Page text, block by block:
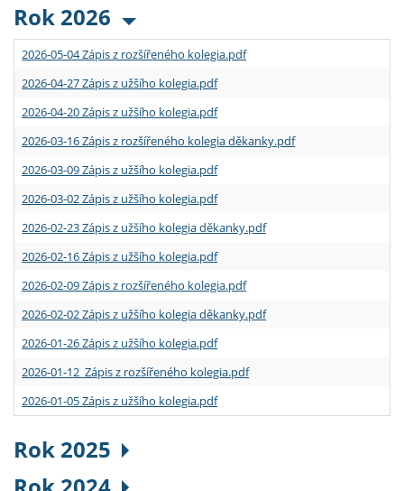
Rok 2026
2026-05-04 Zápis z rozšířeného kolegia.pdf
2026-04-27 Zápis z užšího kolegia.pdf
2026-04-20 Zápis z užšího kolegia.pdf
2026-03-16 Zápis z rozšířeného kolegia děkanky.pdf
2026-03-09 Zápis z užšího kolegia.pdf
2026-03-02 Zápis z užšího kolegia.pdf
2026-02-23 Zápis z užšího kolegia děkanky.pdf
2026-02-16 Zápis z užšího kolegia.pdf
2026-02-09 Zápis z rozšířeného kolegia.pdf
2026-02-02 Zápis z užšího kolegia děkanky.pdf
2026-01-26 Zápis z užšího kolegia.pdf
2026-01-12 Zápis z rozšířeného kolegia.pdf
2026-01-05 Zápis z užšího kolegia.pdf
Rok 2025